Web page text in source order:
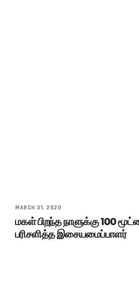
MARCH 31, 2020
மகள் பிறந்த நாளுக்கு 100
பரிசளித்த இசையமைப்பாளர்